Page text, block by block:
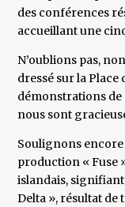
des conférences
accueillant une
N’oublions pas,
dressé sur la Place
démonstrations
nous sont
Soulignons encore
production « Fuse
islandais, signifiant
Delta », résultat de